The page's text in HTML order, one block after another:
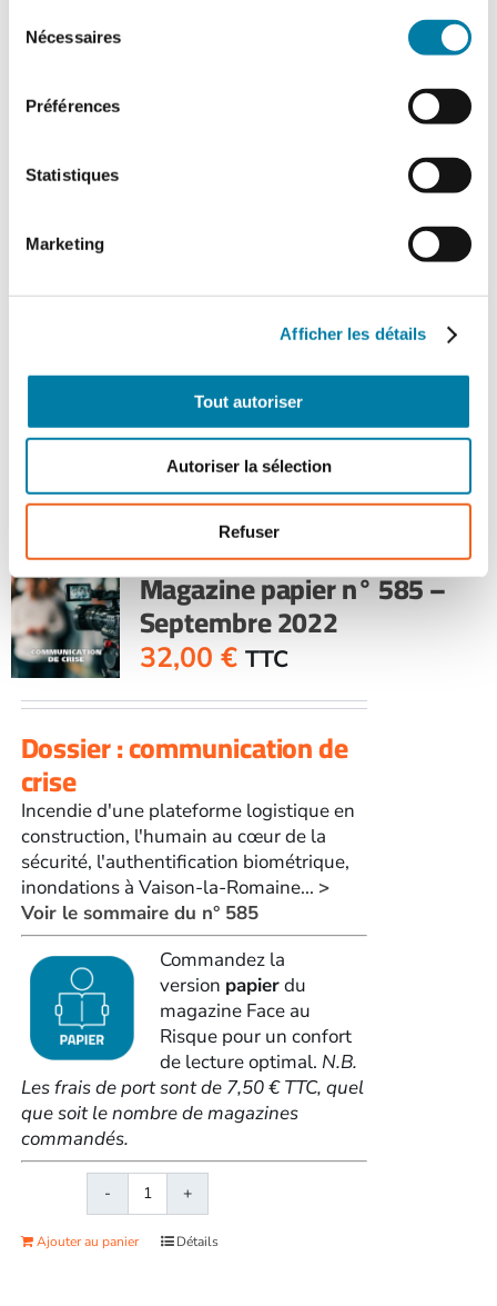
Nécessaires
Préférences
Statistiques
Marketing
Afficher les détails
Tout autoriser
Autoriser la sélection
Refuser
de l'Ocean Liberty à Brest, incendie du
quantité
Face
papier
584
-
Juillet-
août
2022
Face au Risque
Magazine papier n° 585 –
Septembre 2022
32,00 € TTC
Dossier : communication de
crise
Incendie d'une plateforme logistique en
construction, l'humain au cœur de la
sécurité, l'authentification biométrique,
inondations à Vaison-la-Romaine... >
Voir le sommaire du n° 585
Commandez la
version papierdu
magazine Face au
Risque pour un confort
de lecture optimal. N.B.
Les frais de port sont de 7,50 € TTC, quel
que soit le nombre de magazines
commandés.
quantité
de
Face
Ajouter au panier Détails